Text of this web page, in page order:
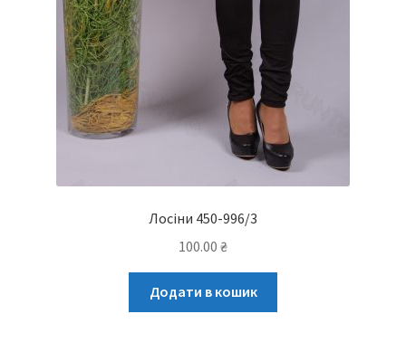
Лосіни 450-996/3
100.00 ₴
Додати в кошик